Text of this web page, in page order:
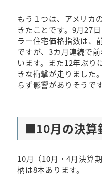
もう１つは、アメリカ
きたことです。9月27
ラー住宅価格指数は、
ですが、3カ月連続で
います。また12年ぶり
きな衝撃が走りました
らず影響がありそうです
■10月の決算
10月（10月・4月決算
柄は8本あります。